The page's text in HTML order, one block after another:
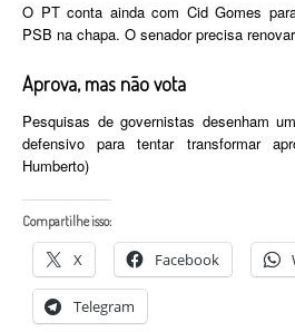
O PT conta ainda com Cid Gomes
PSB na chapa. O senador precisa
Aprova, mas não vota
Pesquisas de governistas desenham
defensivo para tentar transformar
Humberto)
Compartilhe isso:
X Facebook
Telegram